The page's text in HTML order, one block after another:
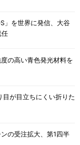
」を世界に発信、大谷
任
の高い青色発光材料を
が目立ちにくい折りた
の受注拡大、第1四半